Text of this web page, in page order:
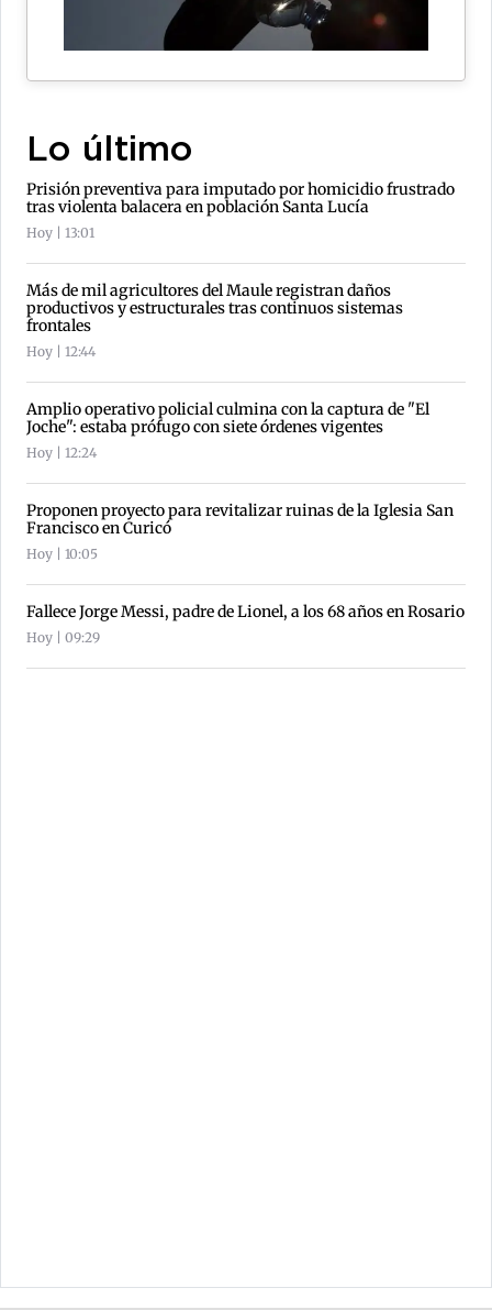
Lo último
Prisión preventiva para imputado por homicidio frustrado
tras violenta balacera en población Santa Lucía
Hoy | 13:01
Más de mil agricultores del Maule registran daños
productivos y estructurales tras continuos sistemas
frontales
Hoy | 12:44
Amplio operativo policial culmina con la captura de "El
Joche": estaba prófugo con siete órdenes vigentes
Hoy | 12:24
Proponen proyecto para revitalizar ruinas de la Iglesia San
Francisco en Curicó
Hoy | 10:05
Fallece Jorge Messi, padre de Lionel, a los 68 años en Rosario
Hoy | 09:29